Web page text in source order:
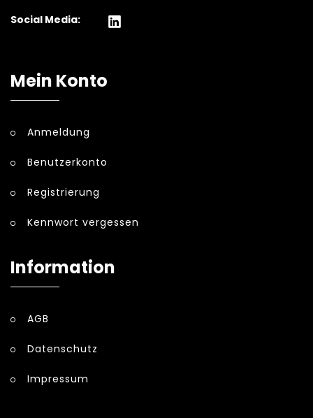
Social Media:
Mein Konto
Anmeldung
Benutzerkonto
Registrierung
Kennwort vergessen
Information
AGB
Datenschutz
Impressum